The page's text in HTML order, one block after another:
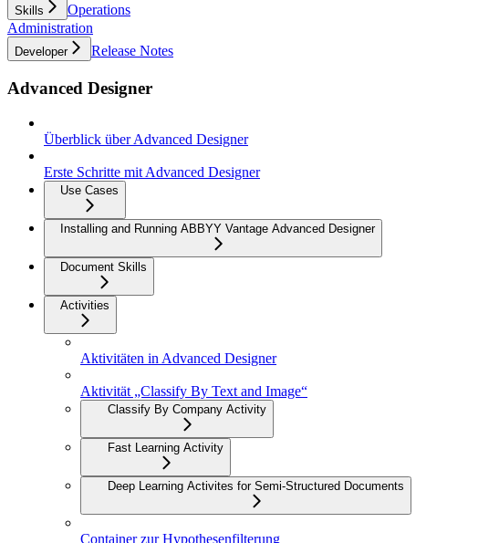
Skills
Operations
Administration
Developer Release Notes
Advanced Designer
Überblick über Advanced Designer
Erste Schritte mit Advanced Designer
Use Cases
Installing and Running ABBYY Vantage Advanced Designer
Document Skills
Activities
Aktivitäten in Advanced Designer
Aktivität „Classify By Text and Image“
Classify By Company Activity
Fast Learning Activity
Deep Learning Activites for Semi-Structured Documents
Container zur Hypothesenfilterung